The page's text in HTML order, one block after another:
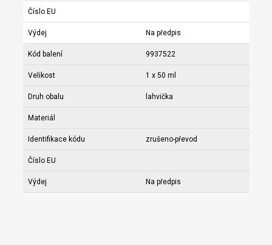
Číslo EU
Výdej Na předpis
Kód balení 9937522
Velikost 1 x 50 ml
Druh obalu lahvička
Materiál
Identifikace kódu zrušeno-převod
Číslo EU
Výdej Na předpis